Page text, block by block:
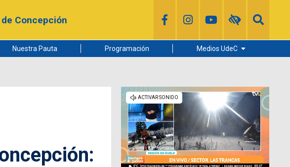
Concepción
Nuestra Pauta Programación Medios UdeC
Radio UdeC
Noticias UdeC
La Discusión